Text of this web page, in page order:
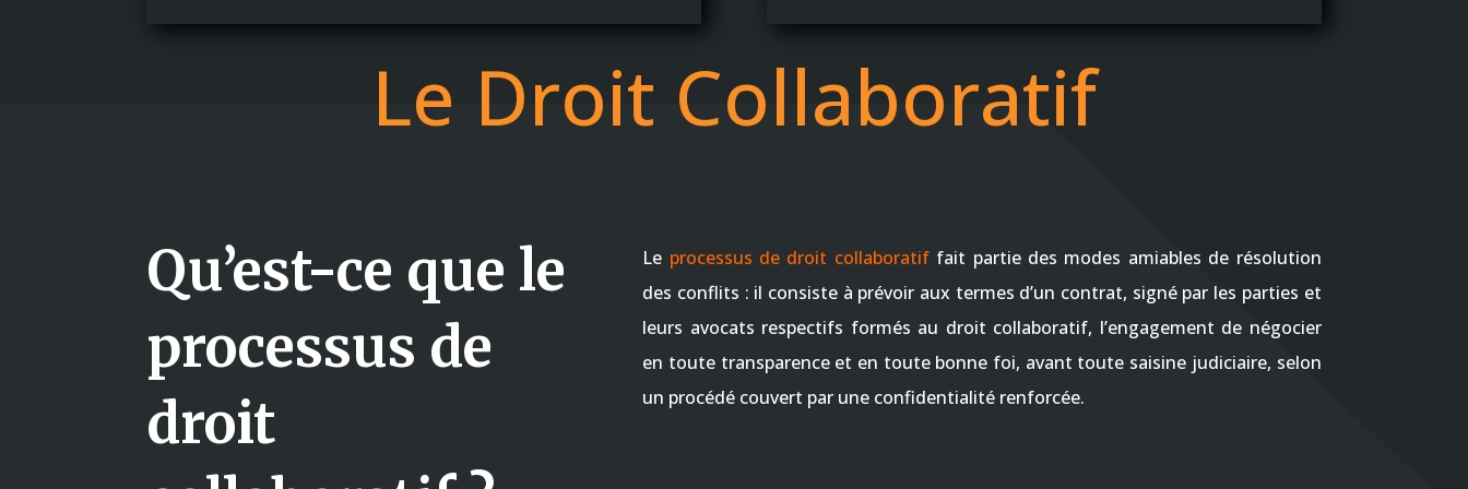
Le Droit Collaboratif
Qu’est-ce que le
processus de
droit
Le processus de droit collaboratiffait partie des modes amiables de résolution
des conflits : il consiste à prévoir aux termes d’un contrat, signé par les parties et
leurs avocats respectifs formés au droit collaboratif, l’engagement de négocier
en toute transparence et en toute bonne foi, avant toute saisine judiciaire, selon
un procédé couvert par une confidentialité renforcée.